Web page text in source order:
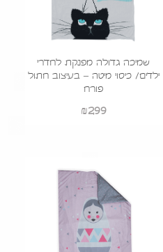
שמיכה גדולה מפנקת לחדרי
ילדים/ כיסוי מיטה – בעיצוב חתול
פורח
₪299